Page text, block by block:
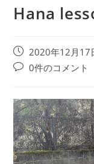
Hana
2020年12月17
0件のコメント